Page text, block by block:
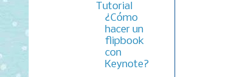
Tutorial
¿Cómo
hacer un
flipbook
con
Keynote?